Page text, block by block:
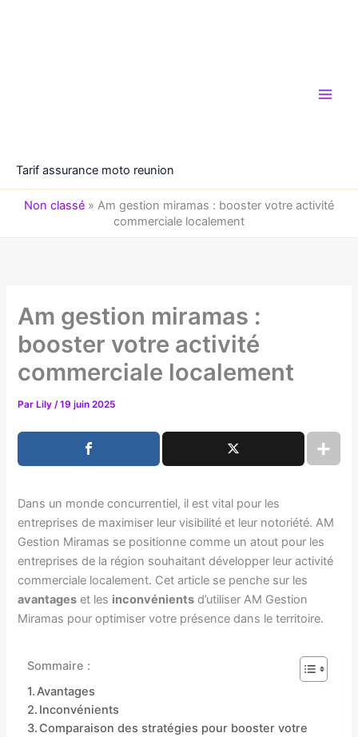
Tarif assurance moto reunion
Non classé » Am gestion miramas : booster votre activité
commerciale localement
Am gestion miramas :
booster votre activité
commerciale localement
Par Lily/19 juin 2025
Dans un monde concurrentiel, il est vital pour les
entreprises de maximiser leur visibilité et leur notoriété. AM
Gestion Miramas se positionne comme un atout pour les
entreprises de la région souhaitant développer leur activité
commerciale localement. Cet article se penche sur les
avantages et les inconvénients d’utiliser AM Gestion
Miramas pour optimiser votre présence dans le territoire.
Sommaire :
Avantages
Inconvénients
Comparaison des stratégies pour booster votre